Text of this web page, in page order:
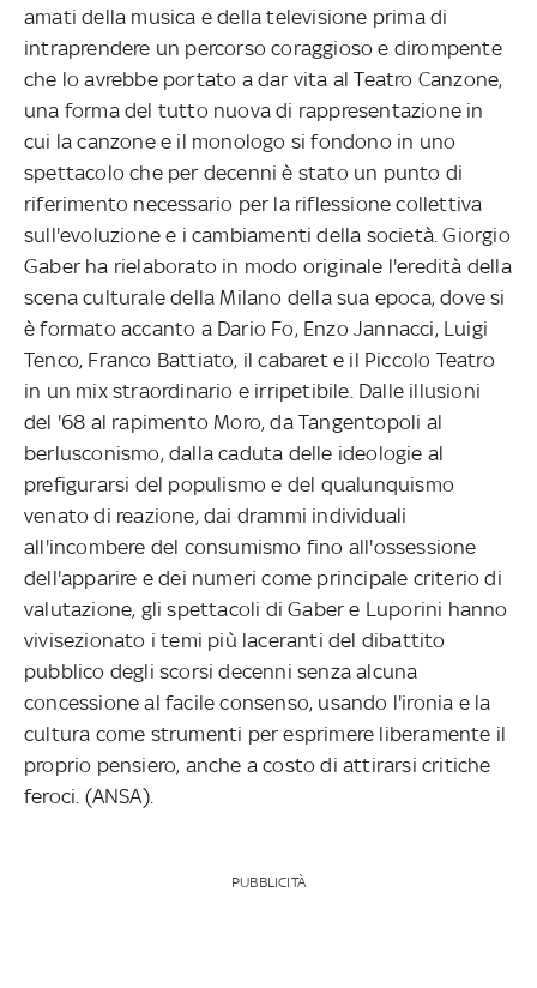
amati della musica e della televisione prima di
intraprendere un percorso coraggioso e dirompente
che lo avrebbe portato a dar vita al Teatro Canzone,
una forma del tutto nuova di rappresentazione in
cui la canzone e il monologo si fondono in uno
spettacolo che per decenni è stato un punto di
riferimento necessario per la riflessione collettiva
sull'evoluzione e i cambiamenti della società. Giorgio
Gaber ha rielaborato in modo originale l'eredità della
scena culturale della Milano della sua epoca, dove si
è formato accanto a Dario Fo, Enzo Jannacci, Luigi
Tenco, Franco Battiato, il cabaret e il Piccolo Teatro
in un mix straordinario e irripetibile. Dalle illusioni
del '68 al rapimento Moro, da Tangentopoli al
berlusconismo, dalla caduta delle ideologie al
prefigurarsi del populismo e del qualunquismo
venato di reazione, dai drammi individuali
all'incombere del consumismo fino all'ossessione
dell'apparire e dei numeri come principale criterio di
valutazione, gli spettacoli di Gaber e Luporini hanno
vivisezionato i temi più laceranti del dibattito
pubblico degli scorsi decenni senza alcuna
concessione al facile consenso, usando l'ironia e la
cultura come strumenti per esprimere liberamente il
proprio pensiero, anche a costo di attirarsi critiche
feroci. (ANSA).
PUBBLICITÀ